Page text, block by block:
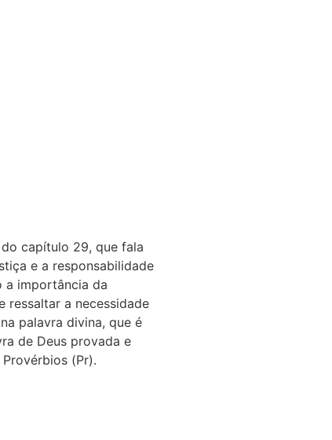
capítulo 29, que fala
e a responsabilidade
a importância da
ressaltar a necessidade
palavra divina, que é
de Deus provada e
(Pr).